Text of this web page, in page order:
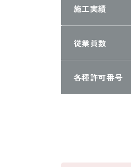
施工実績
従業員数
各種許可番号